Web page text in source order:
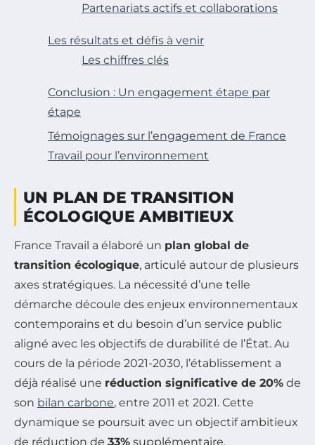
Partenariats actifs et collaborations
Les résultats et défis à venir
Les chiffres clés
Conclusion : Un engagement étape par
étape
Témoignages sur l’engagement de France
Travail pour l’environnement
UN PLAN DE TRANSITION
ÉCOLOGIQUE AMBITIEUX
France Travail a élaboré un plan global de
transition écologique, articulé autour de plusieurs
axes stratégiques. La nécessité d’une telle
démarche découle des enjeux environnementaux
contemporains et du besoin d’un service public
aligné avec les objectifs de durabilité de l’État. Au
cours de la période 2021-2030, l’établissement a
déjà réalisé une réduction significative de 20% de
son bilan carbone, entre 2011 et 2021. Cette
dynamique se poursuit avec un objectif ambitieux
de réduction de 33% supplémentaire.